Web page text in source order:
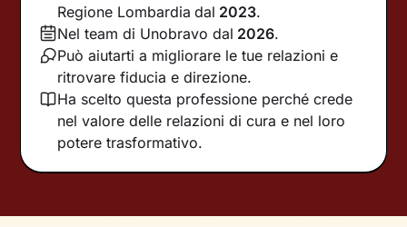
Regione Lombardia dal 2023.
Nel team di Unobravo dal 2026.
Può aiutarti a migliorare le tue relazioni e
ritrovare fiducia e direzione.
Ha scelto questa professione perché crede
nel valore delle relazioni di cura e nel loro
potere trasformativo.